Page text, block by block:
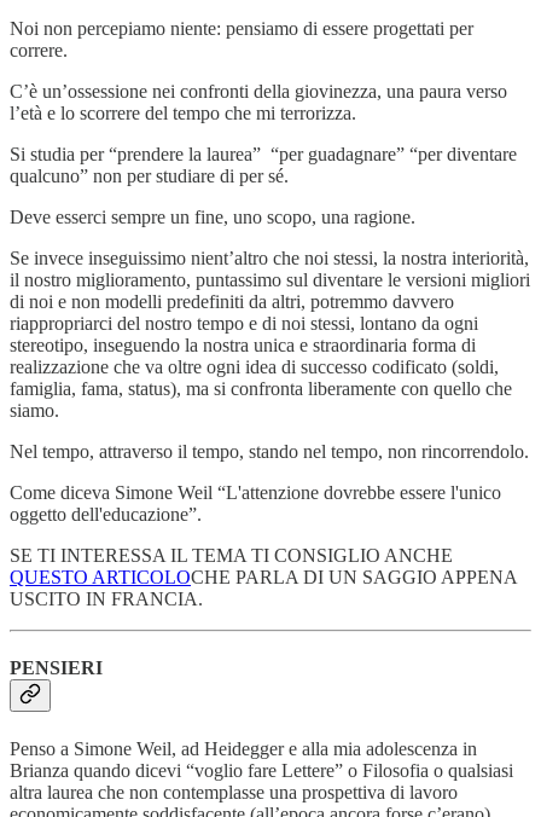
Noi non percepiamo niente: pensiamo di essere progettati per
correre.
C’è un’ossessione nei confronti della giovinezza, una paura verso
l’età e lo scorrere del tempo che mi terrorizza.
Si studia per “prendere la laurea” “per guadagnare” “per diventare
qualcuno” non per studiare di per sé.
Deve esserci sempre un fine, uno scopo, una ragione.
Se invece inseguissimo nient’altro che noi stessi, la nostra interiorità,
il nostro miglioramento, puntassimo sul diventare le versioni migliori
di noi e non modelli predefiniti da altri, potremmo davvero
riappropriarci del nostro tempo e di noi stessi, lontano da ogni
stereotipo, inseguendo la nostra unica e straordinaria forma di
realizzazione che va oltre ogni idea di successo codificato (soldi,
famiglia, fama, status), ma si confronta liberamente con quello che
siamo.
Nel tempo, attraverso il tempo, stando nel tempo, non rincorrendolo.
Come diceva Simone Weil “L'attenzione dovrebbe essere l'unico
oggetto dell'educazione”.
SE TI INTERESSA IL TEMA TI CONSIGLIO ANCHE
QUESTO ARTICOLOCHE PARLA DI UN SAGGIO APPENA
USCITO IN FRANCIA.
PENSIERI
Penso a Simone Weil, ad Heidegger e alla mia adolescenza in
Brianza quando dicevi “voglio fare Lettere” o Filosofia o qualsiasi
altra laurea che non contemplasse una prospettiva di lavoro